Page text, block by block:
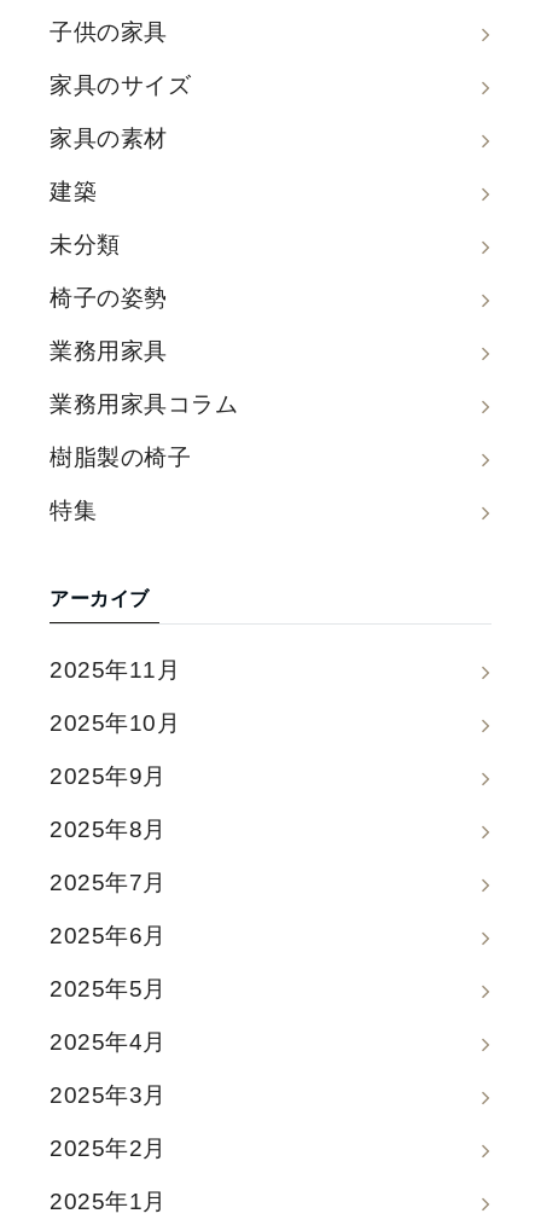
子供の家具
家具のサイズ
家具の素材
建築
未分類
椅子の姿勢
業務用家具
業務用家具コラム
樹脂製の椅子
特集
アーカイブ
2025年11月
2025年10月
2025年9月
2025年8月
2025年7月
2025年6月
2025年5月
2025年4月
2025年3月
2025年2月
2025年1月